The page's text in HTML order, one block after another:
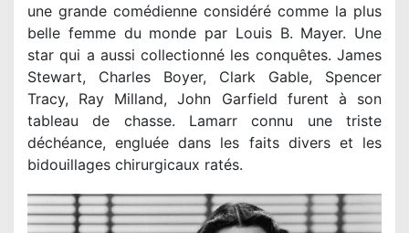
une grande comédienne considéré comme la plus
belle femme du monde par Louis B. Mayer. Une
star qui a aussi collectionné les conquêtes. James
Stewart, Charles Boyer, Clark Gable, Spencer
Tracy, Ray Milland, John Garfield furent à son
tableau de chasse. Lamarr connu une triste
déchéance, engluée dans les faits divers et les
bidouillages chirurgicaux ratés.